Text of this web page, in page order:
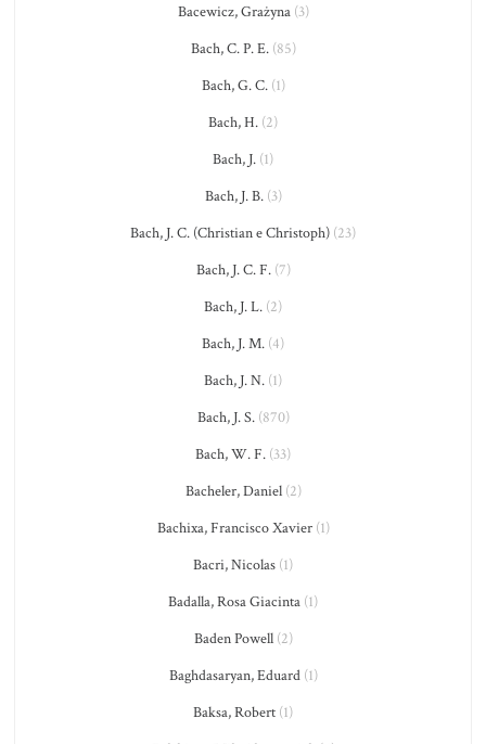
Bacewicz, Grażyna(3)
Bach, C. P. E.(85)
Bach, G. C.(1)
Bach, H. (2)
Bach, J. (1)
Bach, J. B.(3)
Bach, J. C. (Christian e Christoph) (23)
Bach, J. C. F.(7)
Bach, J. L. (2)
Bach, J. M. (4)
Bach, J. N. (1)
Bach, J. S.(870)
Bach, W. F. (33)
Bacheler, Daniel(2)
Bachixa, Francisco Xavier(1)
Bacri, Nicolas (1)
Badalla, Rosa Giacinta (1)
Baden Powell(2)
Baghdasaryan, Eduard(1)
Baksa, Robert (1)